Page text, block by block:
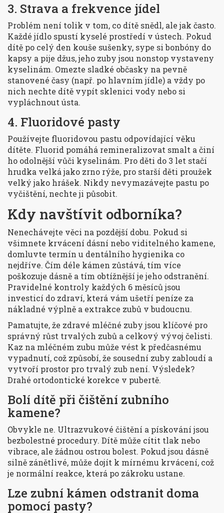
3. Strava a frekvence jídel
Problém není tolik v tom, co dítě snědl, ale jak často.
Každé jídlo spustí kyselé prostředí v ústech. Pokud
dítě po celý den kouše sušenky, sype si bonbóny do
kapsy a pije džus, jeho zuby jsou nonstop vystaveny
kyselinám. Omezte sladké občasky na pevně
stanovené časy (např. po hlavním jídle) a vždy po
nich nechte dítě vypít sklenici vody nebo si
vypláchnout ústa.
4. Fluoridové pasty
Používejte fluoridovou pastu odpovídající věku
dítěte. Fluorid pomáhá remineralizovat smalt a činí
ho odolnější vůči kyselinám. Pro děti do 3 let stačí
hrudka velká jako zrno rýže, pro starší děti proužek
velký jako hrášek. Nikdy nevymazávejte pastu po
vyčištění, nechte ji působit.
Kdy navštívit odborníka?
Nenechávejte věci na pozdější dobu. Pokud si
všimnete krvácení dásní nebo viditelného kamene,
domluvte termín u dentálního hygienika co
nejdříve. Čím déle kámen zůstává, tím více
poškozuje dásně a tím obtížnější je jeho odstranění.
Pravidelné kontroly každých 6 měsíců jsou
investicí do zdraví, která vám ušetří peníze za
nákladné výplně a extrakce zubů v budoucnu.
Pamatujte, že zdravé mléčné zuby jsou klíčové pro
správný růst trvalých zubů a celkový vývoj čelisti.
Kaz na mléčném zubu může vést k předčasnému
vypadnutí, což způsobí, že sousední zuby zabloudí a
vytvoří prostor pro trvalý zub není. Výsledek?
Drahé ortodontické korekce v pubertě.
Bolí dítě při čištění zubního
kamene?
Obvykle ne. Ultrazvukové čištění a pískování jsou
bezbolestné procedury. Dítě může cítit tlak nebo
vibrace, ale žádnou ostrou bolest. Pokud jsou dásně
silně zánětlivé, může dojít k mírnému krvácení, což
je normální reakce, která po zákroku ustane.
Lze zubní kámen odstranit doma
pomocí pasty?